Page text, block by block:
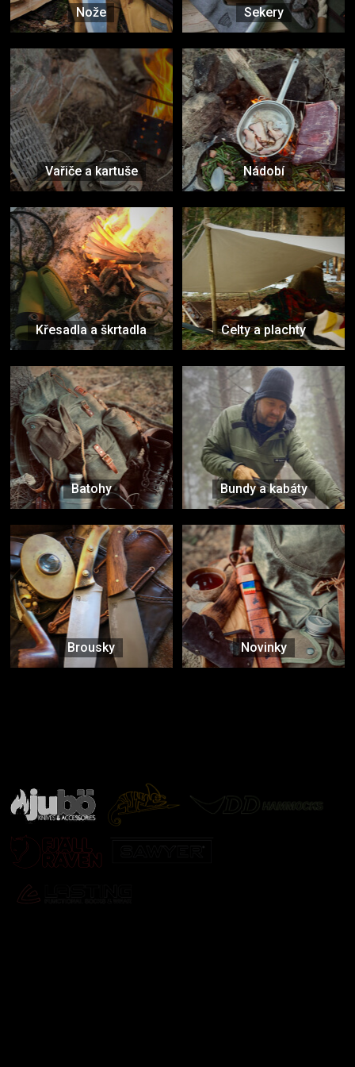
Nože Sekery
Vařiče a kartuše Nádobí
Křesadla a škrtadla Celty a plachty
Batohy Bundy a kabáty
Brousky Novinky